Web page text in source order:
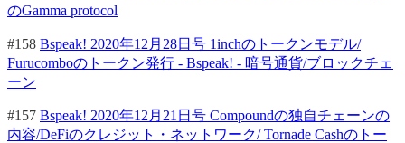
のGamma protocol
#158 Bspeak! 2020年12月28日号 1inchのトークンモデル/
Furucomboのトークン発行 - Bspeak! - 暗号通貨/ブロックチェ
ーン
#157 Bspeak! 2020年12月21日号 Compoundの独自チェーンの
内容/DeFiのクレジット・ネットワーク/ Tornade Cashのトー